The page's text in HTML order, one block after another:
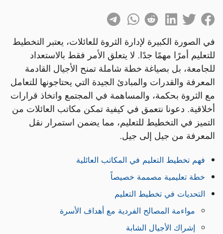
في الصورة الكبيرة لإدارة الثروة للعائلات، يعتبر التخطيط
للتعليم أمرًا مهمًا جدًا. لا يتعلق الأمر فقط بالاستعداد
للجامعة، بل بصياغة خطة شاملة تمنح الأجيال القادمة
المعرفة والقدرات والمبادئ الجيدة التي يحتاجونها للتعامل
مع الثروة بحكمة، والمساهمة في المجتمع واتخاذ قرارات
أخلاقية. دعونا نتعمق في كيفية تمكن مكاتب العائلات من
التميز في التخطيط للتعليم، مما يضمن استمرار نقل
المعرفة من جيل إلى جيل.
فهم تخطيط التعليم في المكاتب العائلية
خطة تعليمية مصممة خصيصاً
التحديات في تخطيط التعليم
مواءمة المصالح الفردية مع أهداف الأسرة
إشراك الأجيال الشابة